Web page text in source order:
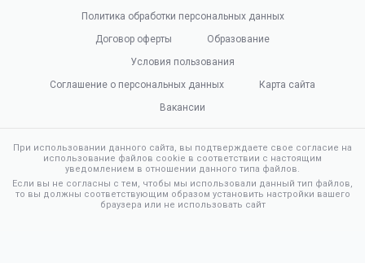
Политика обработки персональных данных
Договор оферты
Образование
Условия пользования
Соглашение о персональных данных
Карта сайта
Вакансии
При использовании данного сайта, вы подтверждаете свое согласие на
использование файлов cookie в соответствии с настоящим
уведомлением в отношении данного типа файлов.
Если вы не согласны с тем, чтобы мы использовали данный тип файлов,
то вы должны соответствующим образом установить настройки вашего
браузера или не использовать сайт